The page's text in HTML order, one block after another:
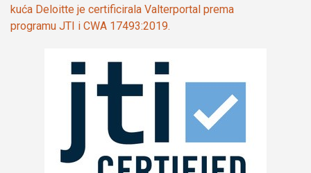
kuća Deloitte je certificirala Valterportal prema
programu JTI i CWA 17493:2019.